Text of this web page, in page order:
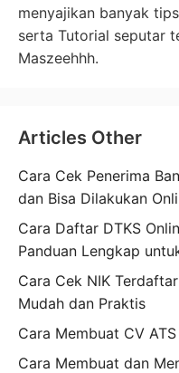
menyajikan banyak
serta Tutorial seputar
Maszeehhh.
Articles Other
Cara Cek Penerima
dan Bisa Dilakukan
Cara Daftar DTKS
Panduan Lengkap
Cara Cek NIK
Mudah dan Praktis
Cara Membuat CV
Cara Membuat dan